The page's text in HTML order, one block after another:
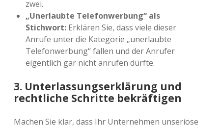
zwei.
„Unerlaubte Telefonwerbung“ als
Stichwort: Erklären Sie, dass viele dieser
Anrufe unter die Kategorie „unerlaubte
Telefonwerbung“ fallen und der Anrufer
eigentlich gar nicht anrufen dürfte.
3. Unterlassungserklärung und
rechtliche Schritte bekräftigen
Machen Sie klar, dass Ihr Unternehmen unseriöse